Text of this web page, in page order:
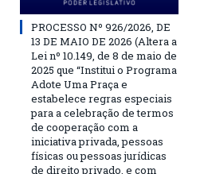
PROCESSO Nº 926/2026, DE
13 DE MAIO DE 2026 (Altera a
Lei nº 10.149, de 8 de maio de
2025 que “Institui o Programa
Adote Uma Praça e
estabelece regras especiais
para a celebração de termos
de cooperação com a
iniciativa privada, pessoas
físicas ou pessoas jurídicas
de direito privado, e com